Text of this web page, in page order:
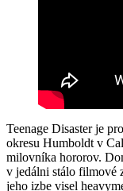
Teenage Disaster je
okresu Humboldt v
milovníka hororov.
v jedálni stálo filmové
jeho izbe visel